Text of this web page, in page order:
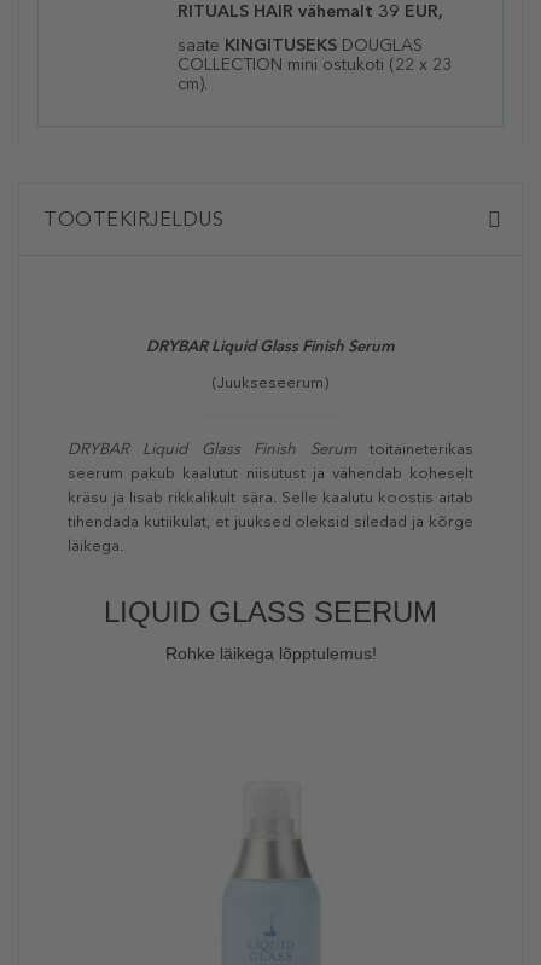
RITUALS HAIR vähemalt 39 EUR,
saate KINGITUSEKS DOUGLAS
COLLECTION mini ostukoti (22 x 23
cm).
TOOTEKIRJELDUS
DRYBAR Liquid Glass Finish Serum
(Juukseseerum)
DRYBAR Liquid Glass Finish Serum toitaineterikas
seerum pakub kaalutut niisutust ja vähendab koheselt
kräsu ja lisab rikkalikult sära. Selle kaalutu koostis aitab
tihendada kutiikulat, et juuksed oleksid siledad ja kõrge
läikega.
LIQUID GLASS SEERUM
Rohke läikega lõpptulemus!